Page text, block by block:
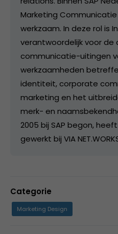
Marketing Communicatie
werkzaam. In deze rol is
verantwoordelijk voor de
communicatie-uitingen
werkzaamheden
identiteit, corporate
marketing en het
merk- en
2005 bij SAP begon,
gewerkt bij VIA
Categorie
Marketing Design